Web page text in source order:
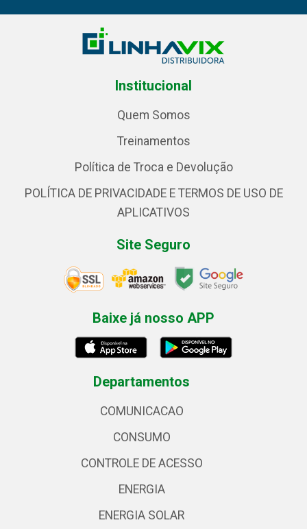
Institucional
Quem Somos
Treinamentos
Política de Troca e Devolução
POLÍTICA DE PRIVACIDADE E TERMOS DE USO DE
APLICATIVOS
Site Seguro
Baixe já nosso APP
Departamentos
COMUNICACAO
CONSUMO
CONTROLE DE ACESSO
ENERGIA
ENERGIA SOLAR